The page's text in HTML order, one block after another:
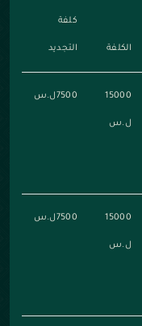
الكلفة
كلفة
التجديد
15000
ل.س
7500ل.س
15000
ل.س
7500ل.س